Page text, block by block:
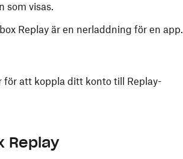
som visas.
Replay är en nerladdning för en app.
att koppla ditt konto till Replay-
Replay